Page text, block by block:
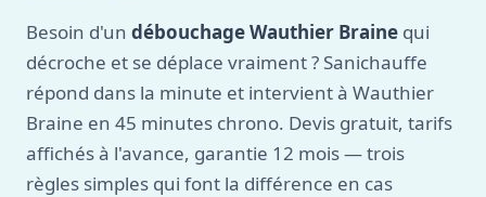
Besoin d'un débouchage Wauthier Braine qui
décroche et se déplace vraiment ? Sanichauffe
répond dans la minute et intervient à Wauthier
Braine en 45 minutes chrono. Devis gratuit, tarifs
affichés à l'avance, garantie 12 mois — trois
règles simples qui font la différence en cas